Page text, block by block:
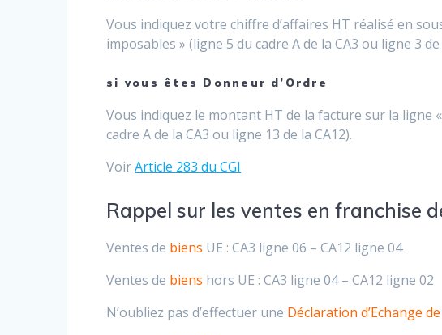
Vous indiquez votre chiffre d’affaires HT réalisé en
imposables » (ligne 5 du cadre A de la CA3 ou ligne 3 de
si vous êtes Donneur d’Ordre
Vous indiquez le montant HT de la facture sur la ligne
cadre A de la CA3 ou ligne 13 de la CA12).
VoirArticle 283 du CGI
Rappel sur les ventes en franchise
Ventes de biens UE : CA3 ligne 06 – CA12 ligne 04
Ventes de biens hors UE : CA3 ligne 04 – CA12 ligne 02
N’oubliez pas d’effectuer une Déclaration d’Echange